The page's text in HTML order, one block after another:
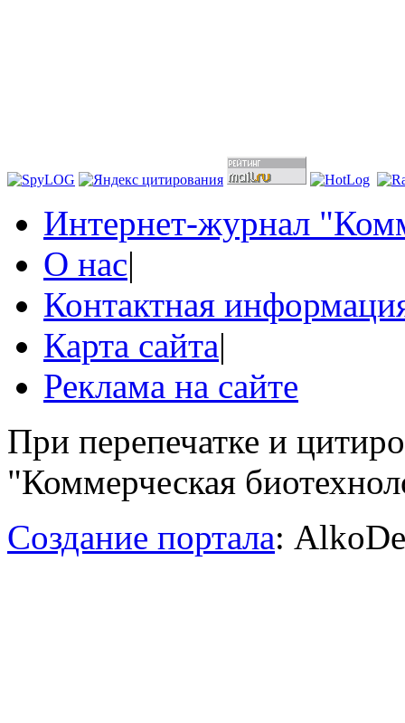
Интернет-журнал
О нас|
Контактная
Карта сайта|
Реклама на сайте
При перепечатке и
"Коммерческая
Создание портала: